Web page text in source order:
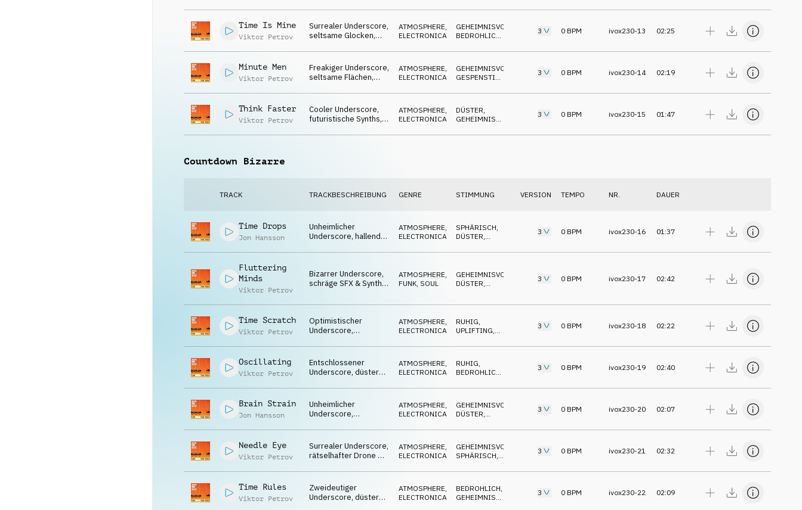
angespannt, wachsam
Time Is Mine
Viktor Petrov
Surrealer Underscore,
seltsame Glocken,
hypnotisierend, rote
Pille
ATMOSPHERE
ELECTRONICA
GEHEIMNISVOLL
BEDROHLICH
3 0 BPM ivox230-13 02:25
Minute Men
Viktor Petrov
Freakiger Underscore,
seltsame Flächen,
ambitioniert
ATMOSPHERE
ELECTRONICA
GEHEIMNISVOLL
GESPENSTISCH
3 0 BPM ivox230-14 02:19
Think Faster
Viktor Petrov
Cooler Underscore,
futuristische Synths,
entschlossen,
ATMOSPHERE
ELECTRONICA
DÜSTER
GEHEIMNISVOLL
3 0 BPM ivox230-15 01:47
Countdown Bizarre
TRACK TRACKBESCHREIBUNG GENRE STIMMUNG VERSION TEMPO NR. DAUER
Time Drops
Jon Hansson
Unheimlicher
Underscore, hallende
angespannt,
ATMOSPHERE
ELECTRONICA
SPHÄRISCH
DÜSTER
3 0 BPM ivox230-16 01:37
Fluttering
Minds
Viktor Petrov
Bizarrer Underscore,
schräge SFX & Synths,
gespenstisch
ATMOSPHERE
FUNK, SOUL
GEHEIMNISVOLL
DÜSTER
3 0 BPM ivox230-17 02:42
Time Scratch
Viktor Petrov
Optimistischer
Underscore,
begierig, begeistert,
futuristisch
ATMOSPHERE
ELECTRONICA
RUHIG
UPLIFTING
3 0 BPM ivox230-18 02:22
Oscillating
Viktor Petrov
Entschlossener
Underscore, düstere
widersprüchlich
ATMOSPHERE
ELECTRONICA
RUHIG
BEDROHLICH
3 0 BPM ivox230-19 02:40
Brain Strain
Jon Hansson
Unheimlicher
Underscore,
Glocken, unbehaglich,
unheimlich,
zweideutig
ATMOSPHERE
ELECTRONICA
GEHEIMNISVOLL
DÜSTER
3 0 BPM ivox230-20 02:07
Needle Eye
Viktor Petrov
Surrealer Underscore,
rätselhafter Drone &
still
ATMOSPHERE
ELECTRONICA
GEHEIMNISVOLL
SPHÄRISCH
3 0 BPM ivox230-21 02:32
Time Rules
Viktor Petrov
Zweideutiger
Underscore, düstere
ATMOSPHERE
ELECTRONICA
BEDROHLICH
GEHEIMNISVOLL
3 0 BPM ivox230-22 02:09